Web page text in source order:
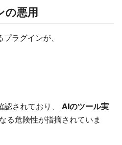
悪用
ラグインが、
認されており、 AIのツール実
る危険性が指摘されていま